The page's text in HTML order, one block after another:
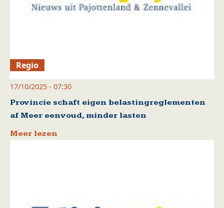
Regio
17/10/2025 - 07:30
Provincie schaft eigen belastingreglementen
af Meer eenvoud, minder lasten
Meer lezen